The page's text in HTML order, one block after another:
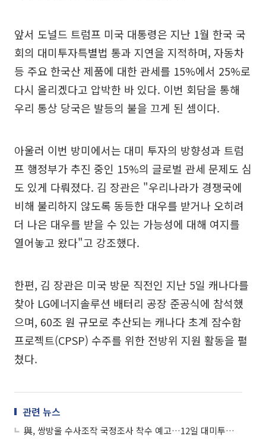
앞서 도널드 트럼프 미국 대통령은 지난 1월 한국 국
회의 대미투자특별법 통과 지연을 지적하며, 자동차
등 주요 한국산 제품에 대한 관세를 15%에서 25%로
다시 올리겠다고 압박한 바 있다. 이번 회담을 통해
우리 통상 당국은 발등의 불을 끄게 된 셈이다.
아울러 이번 방미에서는 대미 투자의 방향성과 트럼
프 행정부가 추진 중인 15%의 글로벌 관세 문제도 심
도 있게 다뤄졌다. 김 장관은 "우리나라가 경쟁국에
비해 불리하지 않도록 동등한 대우를 받거나 오히려
더 나은 대우를 받을 수 있는 가능성에 대해 여지를
열어놓고 왔다"고 강조했다.
한편, 김 장관은 미국 방문 직전인 지난 5일 캐나다를
찾아 LG에너지솔루션 배터리 공장 준공식에 참석했
으며, 60조 원 규모로 추산되는 캐나다 초계 잠수함
프로젝트(CPSP) 수주를 위한 전방위 지원 활동을 펼
쳤다.
관련 뉴스
與, 쌍방울 수사조작 국정조사 착수 예고…12일 대미투자특별법 처리